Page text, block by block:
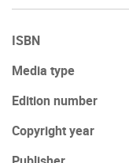
ISBN
Media type
Edition number
Copyright year